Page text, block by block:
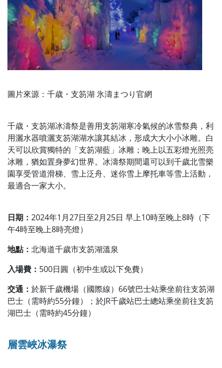
圖片來源：千歳・支笏湖 氷濤まつり官網
千歳・支笏湖冰濤祭是善用支笏湖寒冷氣候的冰雪祭典，利
用灑水器噴灑支笏湖湖水讓其結冰，形成大大小小冰雕。白
天可以欣賞獨特的「支笏湖藍」冰雕；晚上以五彩燈光照亮
冰雕，猶如置身夢幻世界。冰濤祭期間還可以到千歲北雪樂
園享受管道滑梯、雪上泛舟、迷你雪上摩托車等雪上活動，
最適合一家大小。
日期： 2024年1月27日至2月25日 早上10時至晚上8時（下
午4時至晚上8時亮燈）
地點： 北海道千歲市支笏湖溫泉
入場費： 500日圓（初中生或以下免費）
交通： 於新千歲機場（國際線）66號巴士站乘坐前往支笏湖
巴士（需時約55分鐘）；於JR千歲站巴士總站乘坐前往支笏
湖巴士（需時約45分鐘）
層雲峽冰瀑祭